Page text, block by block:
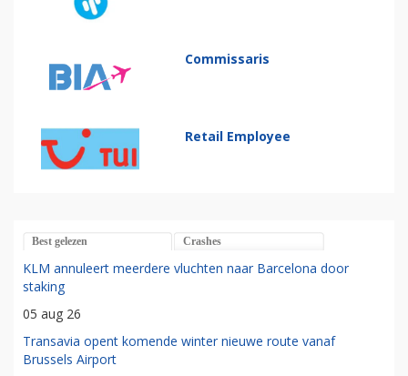
Commissaris
Retail Employee
Best gelezen Crashes
KLM annuleert meerdere vluchten naar Barcelona door
staking
05 aug 26
Transavia opent komende winter nieuwe route vanaf
Brussels Airport